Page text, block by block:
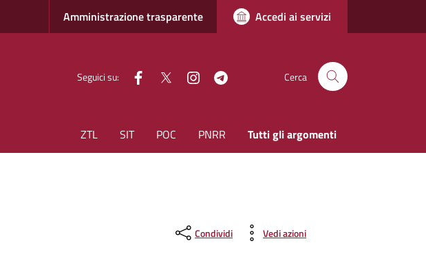
Amministrazione trasparente Accedi ai servizi
Seguici su: facebook
Twitter instagram Cerca
ZTL SIT POC PNRR Tutti gli argomenti
Condividi Vedi azioni